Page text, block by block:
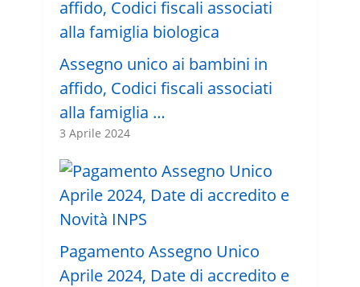
Assegno unico ai bambini in
affido, Codici fiscali associati
alla famiglia …
3 Aprile 2024
Pagamento Assegno Unico
Aprile 2024, Date di accredito e